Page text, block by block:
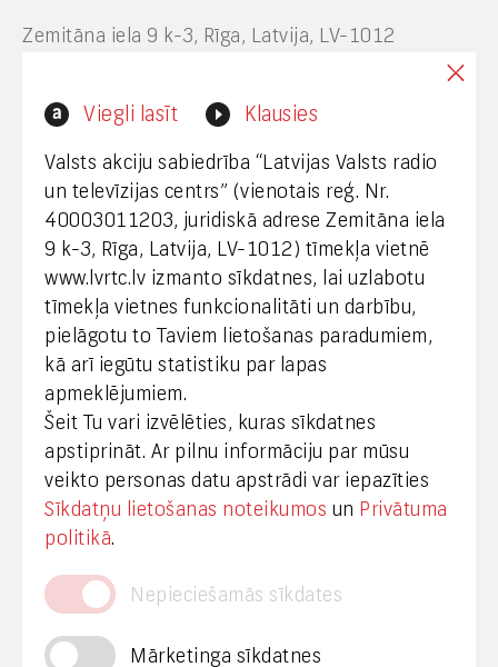
Viegli lasīt Klausies
Valsts akciju sabiedrība “Latvijas Valsts radio
un televīzijas centrs” (vienotais reģ. Nr.
40003011203, juridiskā adrese Zemitāna iela
9 k-3, Rīga, Latvija, LV-1012) tīmekļa vietnē
www.lvrtc.lv izmanto sīkdatnes, lai uzlabotu
tīmekļa vietnes funkcionalitāti un darbību,
pielāgotu to Taviem lietošanas paradumiem,
kā arī iegūtu statistiku par lapas
apmeklējumiem.
Šeit Tu vari izvēlēties, kuras sīkdatnes
apstiprināt. Ar pilnu informāciju par mūsu
veikto personas datu apstrādi var iepazīties
Sīkdatņu lietošanas noteikumos un Privātuma
politikā.
Nepieciešamās sīkdates
Mārketinga sīkdatnes
Zemitāna iela 9 k-3, Rīga, Latvija, LV-1012
Interneta vietnes www.lvrtc.lv administrators:
Klientu apkalpošana
+371 67108787
Medijiem
+371 29665001
vineta.sprugaine@lvrtc.lv
© VAS Latvijas Valsts radio un televīzijas centrs,